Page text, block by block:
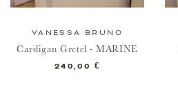
VANESSA BRUNO
Cardigan Gretel - MARINE
Prix
240,00 €